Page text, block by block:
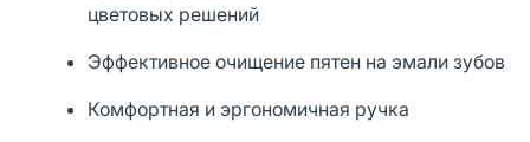
цветовых решений
Эффективное очищение пятен на эмали зубов
Комфортная и эргономичная ручка